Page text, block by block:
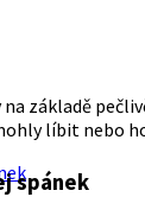
základě
líbit nebo
spánek